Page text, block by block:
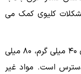
کلیوى کمک می
والسارتان به شکل قرص خوراکی با دوز هاى ۴۰ میلی گرم، ۸۰ میلی
میلی گرم در دسترس است. مواد غیر